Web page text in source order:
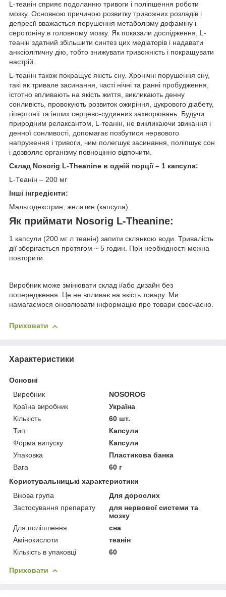
L-теанін сприяє подоланню тривоги і поліпшення роботи
мозку. Основною причиною розвитку тривожних розладів і
депресії вважається порушення метаболізму дофаміну і
серотоніну в головному мозку. Як показали дослідження, L-
теанін здатний збільшити синтез цих медіаторів і надавати
анксіолітичну дію, тобто знижувати тривожність і покращувати
настрій.
L-теанін також покращує якість сну. Хронічні порушення сну,
такі як тривале засинання, часті нічні та ранні пробудження,
істотно впливають на якість життя, викликають денну
сонливість, провокують розвиток ожиріння, цукрового діабету,
гіпертонії та інших серцево-судинних захворювань. Будучи
природним релаксантом, L-теанін, не викликаючи звикання і
денної сонливості, допомагає позбутися нервового
напруження і тривоги, чим полегшує засинання, поліпшує сон
і дозволяє організму повноцінно відпочити.
Склад Nosorig L-Theanine в одній порції – 1 капсула:
L-Теанін – 200 мг
Інші інгредієнти:
Мальтодекстрин, желатин (капсула).
Як приймати Nosorig L-Theanine:
1 капсули (200 мг л теанін) запити склянкою води. Тривалість
дії зберігається протягом ~ 5 годин. При необхідності можна
повторити.
Виробник може змінювати склад і/або дизайн без
попередження. Це не впливає на якість товару. Ми
намагаємося оновлювати інформацію про товари своєчасно.
Приховати
Характеристики
Основні
Виробник
NOSOROG
Країна виробник
Україна
Кількість
60 шт.
Тип
Капсули
Форма випуску
Капсули
Упаковка
Пластикова банка
Вага
60 г
Користувальницькі характеристики
Вікова група
Для дорослих
Застосування препарату
для нервової системи та
мозку
Для поліпшення
сна
Амінокислоти
теанін
Кількість в упаковці
60
Приховати